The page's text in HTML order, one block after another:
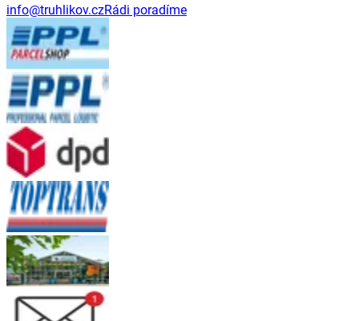
info@truhlikov.czRádi poradíme